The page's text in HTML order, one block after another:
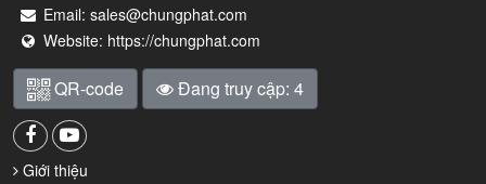
Email: sales@chungphat.com
Website: https://chungphat.com
QR-code Đang truy cập: 4
Giới thiệu